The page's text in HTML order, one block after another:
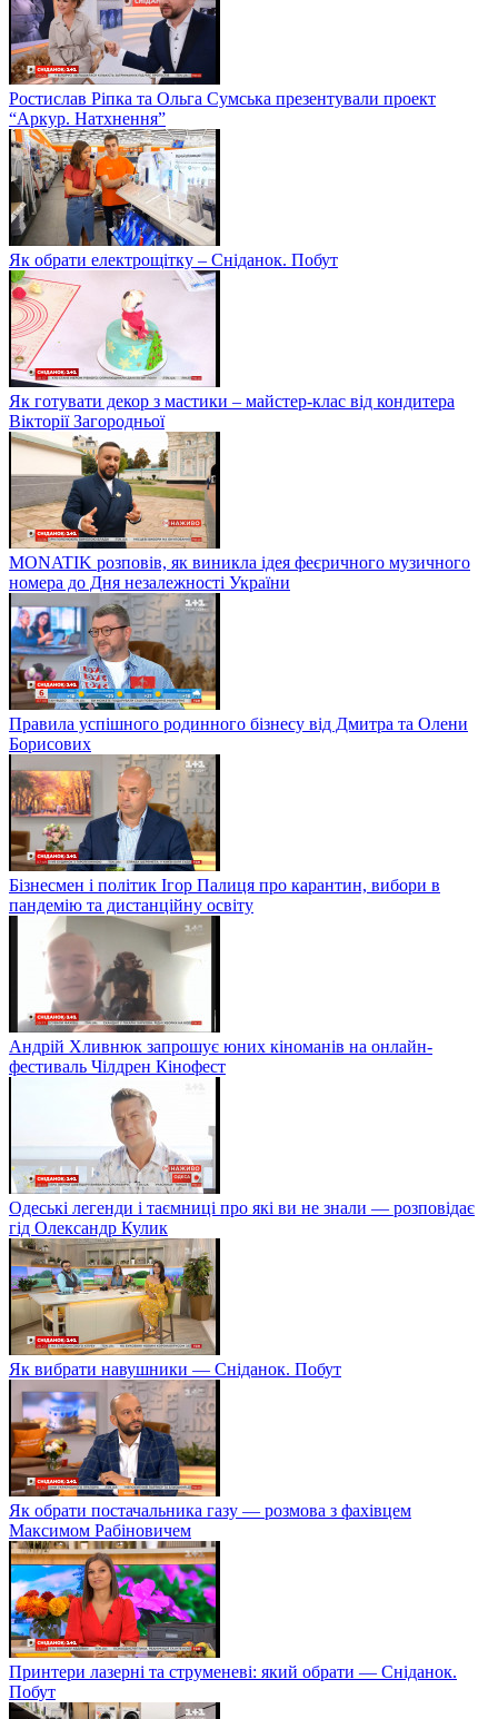
Ростислав Ріпка та Ольга Сумська презентували проект
“Аркур. Натхнення”
Як обрати електрощітку – Сніданок. Побут
Як готувати декор з мастики – майстер-клас від кондитера
Вікторії Загородньої
MONATIK розповів, як виникла ідея феєричного музичного
номера до Дня незалежності України
Правила успішного родинного бізнесу від Дмитра та Олени
Борисових
Бізнесмен і політик Ігор Палиця про карантин, вибори в
пандемію та дистанційну освіту
Андрій Хливнюк запрошує юних кіноманів на онлайн-
фестиваль Чілдрен Кінофест
Одеські легенди і таємниці про які ви не знали — розповідає
гід Олександр Кулик
Як вибрати навушники — Сніданок. Побут
Як обрати постачальника газу — розмова з фахівцем
Максимом Рабіновичем
Принтери лазерні та струменеві: який обрати — Сніданок.
Побут